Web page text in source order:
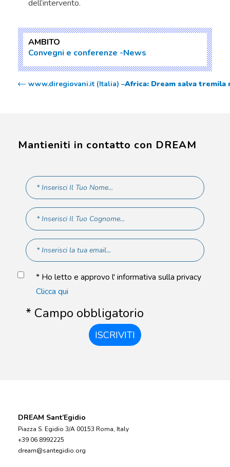
dell’intervento.
AMBITO
Convegni e conferenze News
www.diregiovani.it (Italia) –Africa: Dream salva tremila
Mantieniti in contatto con DREAM
* Ho letto e approvo l' informativa sulla privacy
Clicca qui
* Campo obbligatorio
ISCRIVITI
DREAM Sant’Egidio
Piazza S. Egidio 3/A 00153 Roma, Italy
+39 06 8992225
dream@santegidio.org